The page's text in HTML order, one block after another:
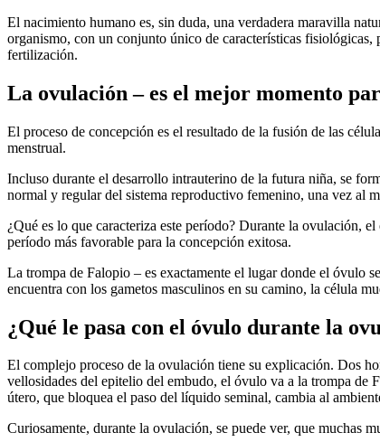
El nacimiento humano es, sin duda, una verdadera maravilla
organismo, con un conjunto único de características
fertilización.
La ovulación – es el mejor momento
El proceso de concepción es el resultado de la fusión de las
menstrual.
Incluso durante el desarrollo intrauterino de la futura niña, se
normal y regular del sistema reproductivo femenino, una vez al
¿Qué es lo que caracteriza este período? Durante la ovulación,
período más favorable para la concepción exitosa.
La trompa de Falopio – es exactamente el lugar donde el óvulo
encuentra con los gametos masculinos en su camino, la célula
¿Qué le pasa con el óvulo durante la
El complejo proceso de la ovulación tiene su explicación. Dos
vellosidades del epitelio del embudo, el óvulo va a la trompa de
útero, que bloquea el paso del líquido seminal, cambia al
Curiosamente, durante la ovulación, se puede ver, que muchas